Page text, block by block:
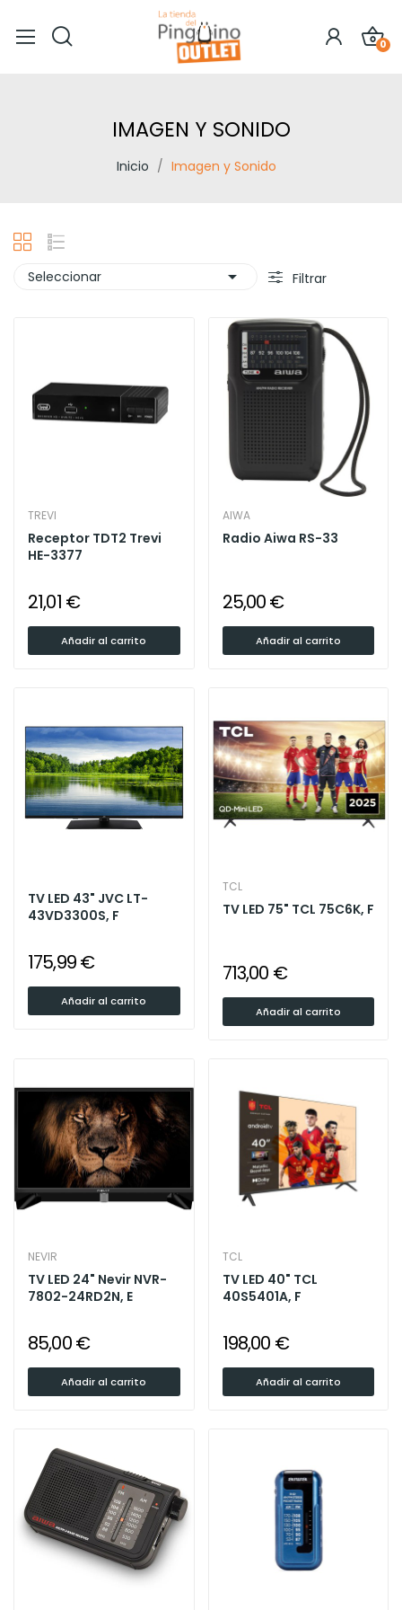
0
IMAGEN Y SONIDO
Inicio Imagen y Sonido
Seleccionar  Filtrar
TREVI
Receptor TDT2 Trevi
HE-3377
21,01 €
Añadir al carrito
AIWA
Radio Aiwa RS-33
25,00 €
Añadir al carrito
TV LED 43" JVC LT-
43VD3300S, F
175,99 €
Añadir al carrito
TCL
TV LED 75" TCL 75C6K, F
713,00 €
Añadir al carrito
NEVIR
TV LED 24" Nevir NVR-
7802-24RD2N, E
85,00 €
Añadir al carrito
TCL
TV LED 40" TCL
40S5401A, F
198,00 €
Añadir al carrito